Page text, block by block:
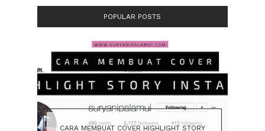
POPULAR POSTS
CARA MEMBUAT COVER HIGHLIGHT STORY